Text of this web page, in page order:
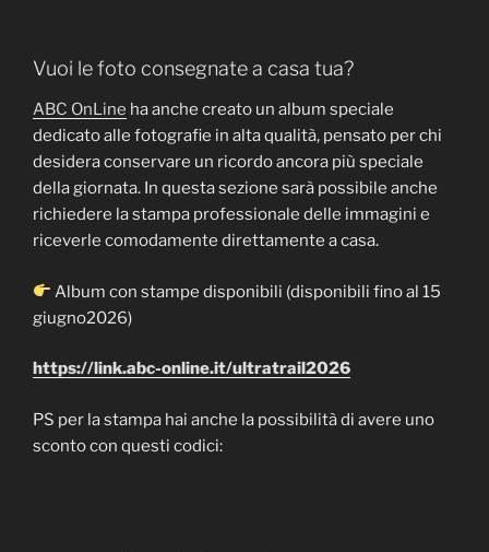
Vuoi le foto consegnate a casa tua?
ABC OnLine ha anche creato un album speciale
dedicato alle fotografie in alta qualità, pensato per chi
desidera conservare un ricordo ancora più speciale
della giornata. In questa sezione sarà possibile anche
richiedere la stampa professionale delle immagini e
riceverle comodamente direttamente a casa.
Album con stampe disponibili (disponibili fino al 15
giugno2026)
https://link.abc-online.it/ultratrail2026
PS per la stampa hai anche la possibilità di avere uno
sconto con questi codici: